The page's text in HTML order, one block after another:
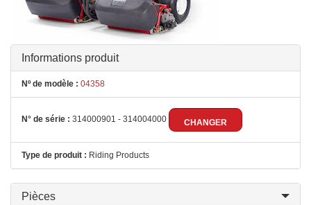
Informations produit
Nº de modèle : 04358
N° de série : 314000901 - 314004000 CHANGER
Type de produit : Riding Products
Pièces